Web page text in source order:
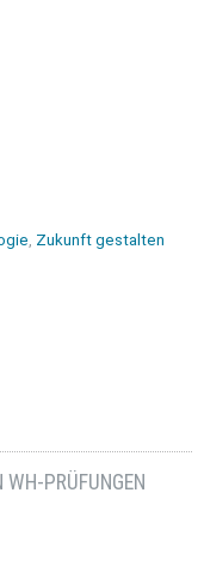
, Zukunft gestalten
WH-PRÜFUNGEN